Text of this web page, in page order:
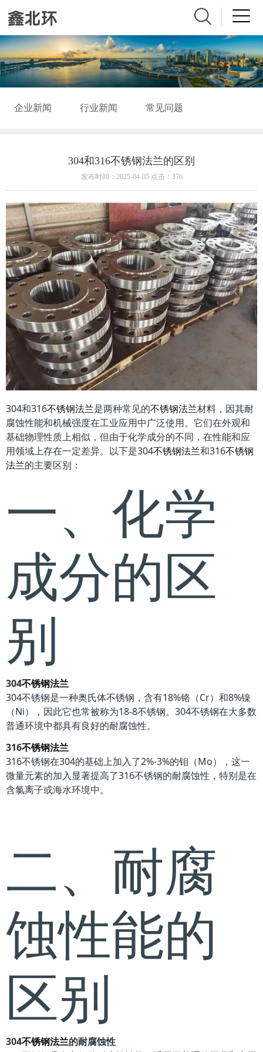
企业新闻 行业新闻 常见问题
304和316不锈钢法兰的区别
发布时间：2025-04-05 点击：376
304和316不锈钢法兰是两种常见的不锈钢法兰材料，因其耐
腐蚀性能和机械强度在工业应用中广泛使用。它们在外观和
基础物理性质上相似，但由于化学成分的不同，在性能和应
用领域上存在一定差异。以下是304不锈钢法兰和316不锈钢
法兰的主要区别：
一、化学
成分的区
别
304不锈钢法兰
304不锈钢是一种奥氏体不锈钢，含有18%铬（Cr）和8%镍
（Ni），因此它也常被称为18-8不锈钢。304不锈钢在大多数
普通环境中都具有良好的耐腐蚀性。
316不锈钢法兰
316不锈钢在304的基础上加入了2%-3%的钼（Mo），这一
微量元素的加入显著提高了316不锈钢的耐腐蚀性，特别是在
含氯离子或海水环境中。
二、耐腐
蚀性能的
区别
304不锈钢法兰的耐腐蚀性